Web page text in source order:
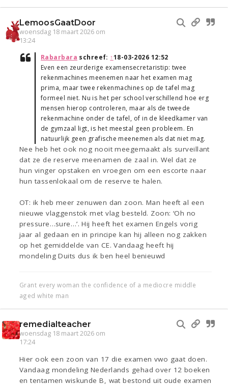
LemoosGaatDoor
woensdag 18 maart 2026 om
13:24
Rabarbara schreef: ↑18-03-2026 12:52
Even een zeurderige examensecretaristip: twee
rekenmachines meenemen naar het examen mag
prima, maar twee rekenmachines op de tafel mag
formeel niet. Nu is het per school verschillend hoe erg
mensen hierop controleren, maar als de tweede
rekenmachine onder de tafel, of in de kleedkamer van
de gymzaal ligt, is het meestal geen probleem. En
natuurlijk geen grafische meenemen als dat niet mag.
Nee heb het ook nog nooit meegemaakt als surveillant
dat ze de reserve meenamen de zaal in. Wel dat ze
hun vinger opstaken en vroegen om een escorte naar
hun tassenlokaal om de reserve te halen.
OT: ik heb meer zenuwen dan zoon. Man heeft al een
nieuwe vlaggenstok met vlag besteld. Zoon: ‘Oh no
pressure…sure…’. Hij heeft het examen Engels vorig
jaar al gedaan en in principe kan hij alleen nog zakken
op het gemiddelde van CE. Vandaag heeft hij
mondeling Duits dus ik ben heel benieuwd
Grant every woman the confidence of a mediocre middle
aged white man
remedialteacher
woensdag 18 maart 2026 om
17:24
Hier ook een zoon van 17 die examen vwo gaat doen.
Vandaag mondeling Nederlands gehad over 12 boeken
en tentamen wiskunde B, wat bestond uit oude examen